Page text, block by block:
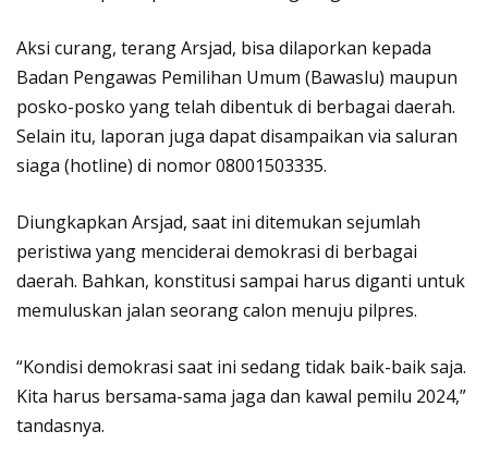
Aksi curang, terang Arsjad, bisa dilaporkan kepada
Badan Pengawas Pemilihan Umum (Bawaslu) maupun
posko-posko yang telah dibentuk di berbagai daerah.
Selain itu, laporan juga dapat disampaikan via saluran
siaga (hotline) di nomor 08001503335.
Diungkapkan Arsjad, saat ini ditemukan sejumlah
peristiwa yang menciderai demokrasi di berbagai
daerah. Bahkan, konstitusi sampai harus diganti untuk
memuluskan jalan seorang calon menuju pilpres.
“Kondisi demokrasi saat ini sedang tidak baik-baik saja.
Kita harus bersama-sama jaga dan kawal pemilu 2024,”
tandasnya.